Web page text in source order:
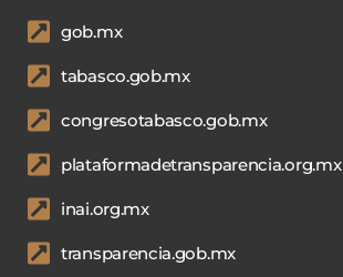
gob.mx
tabasco.gob.mx
congresotabasco.gob.mx
plataformadetransparencia.org.mx
inai.org.mx
transparencia.gob.mx